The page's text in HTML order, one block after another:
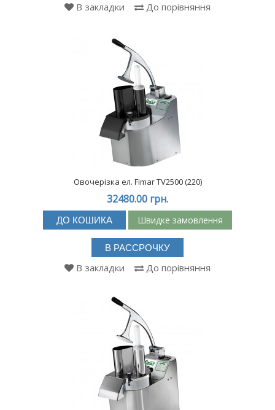
В закладки До порівняння
Овочерізка ел. Fimar TV2500 (220)
32480.00 грн.
ДО КОШИКА Швидке замовлення
В РАССРОЧКУ
В закладки До порівняння